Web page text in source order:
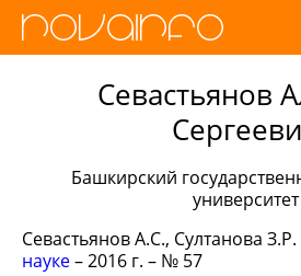
Севастьянов
Башкирский
университет
Севастьянов А.С., Султанова З.Р.
науке– 2016 г. – № 57